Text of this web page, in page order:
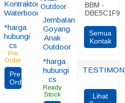
Kontraktor
Waterboom
*harga
hubungi
cs
Pre
Order
Pre
Order
Jembatan
Goyang
Anak
Outdoor
*harga
hubungi
cs
Ready
Stock
BBM -
DBE5C1F9
Semua
Kontak
Lihat